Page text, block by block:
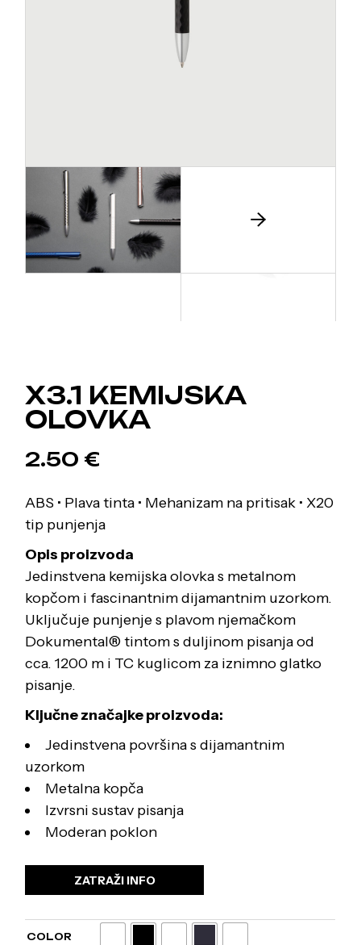
X3.1 KEMIJSKA
OLOVKA
2.50 €
ABS • Plava tinta • Mehanizam na pritisak • X20
tip punjenja
Opis proizvoda
Jedinstvena kemijska olovka s metalnom
kopčom i fascinantnim dijamantnim uzorkom.
Uključuje punjenje s plavom njemačkom
Dokumental® tintom s duljinom pisanja od
cca. 1200 m i TC kuglicom za iznimno glatko
pisanje.
Ključne značajke proizvoda:
Jedinstvena površina s dijamantnim
uzorkom
Metalna kopča
Izvrsni sustav pisanja
Moderan poklon
ZATRAŽI INFO
COLOR